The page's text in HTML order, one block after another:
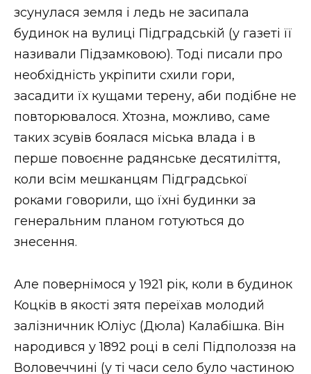
зсунулася земля і ледь не засипала
будинок на вулиці Підградській (у газеті її
називали Підзамковою). Тоді писали про
необхідність укріпити схили гори,
засадити їх кущами терену, аби подібне не
повторювалося. Хтозна, можливо, саме
таких зсувів боялася міська влада і в
перше повоєнне радянське десятиліття,
коли всім мешканцям Підградської
роками говорили, що їхні будинки за
генеральним планом готуються до
знесення.
Але повернімося у 1921 рік, коли в будинок
Коцків в якості зятя переїхав молодий
залізничник Юліус (Дюла) Калабішка. Він
народився у 1892 році в селі Підполоззя на
Воловеччині (у ті часи село було частиною